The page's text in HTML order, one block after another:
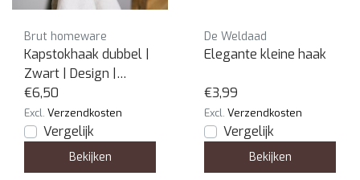
Brut homeware
Kapstokhaak dubbel |
Zwart | Design |
Industrieel
€6,50
Excl. Verzendkosten
Vergelijk
Bekijken
De Weldaad
Elegante kleine haak
€3,99
Excl. Verzendkosten
Vergelijk
Bekijken